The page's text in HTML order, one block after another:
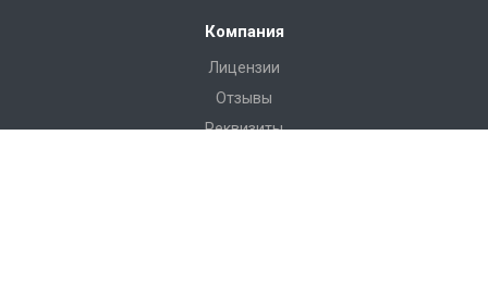
Компания
Лицензии
Отзывы
Реквизиты